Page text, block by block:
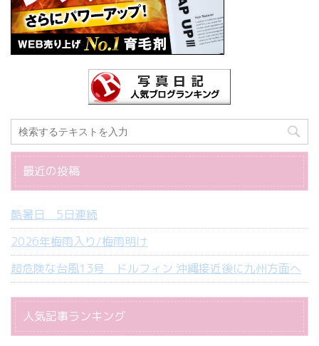
最近の投稿
酷暑日 5日連続
2026年梅雨入り/梅雨明け
超危険な台風13号 ドルフィン 沖縄接近後に九州方面へ
人気記事ランキング